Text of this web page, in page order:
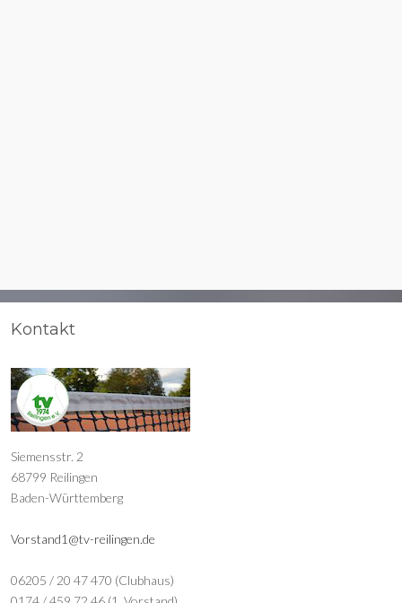
Kontakt
Siemensstr. 2
68799 Reilingen
Baden-Württemberg
Vorstand1@tv-reilingen.de
06205 / 20 47 470 (Clubhaus)